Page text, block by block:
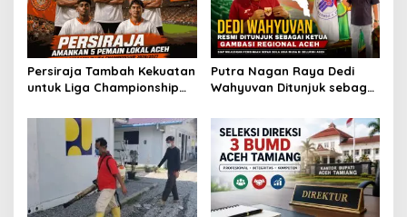
Persiraja Tambah Kekuatan
untuk Liga Championship
Lokal Aceh Resmi Dikontrak
Putra Nagan Raya Dedi
Wahyuvan Ditunjuk sebagai
Aceh